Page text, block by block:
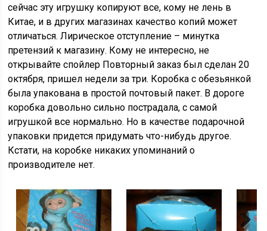
сейчас эту игрушку копируют все, кому не лень в
Китае, и в других магазинах качество копий может
отличаться. Лирическое отступление – минутка
претензий к магазину. Кому не интересно, не
открывайте спойлер Повторный заказ был сделан 20
октября, пришел недели за три. Коробка с обезьянкой
была упакована в простой почтовый пакет. В дороге
коробка довольно сильно пострадала, с самой
игрушкой все нормально. Но в качестве подарочной
упаковки придется придумать что-нибудь другое.
Кстати, на коробке никаких упоминаний о
производителе нет.